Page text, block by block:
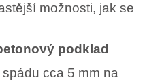
možnosti, jak se
podklad
cca 5 mm na